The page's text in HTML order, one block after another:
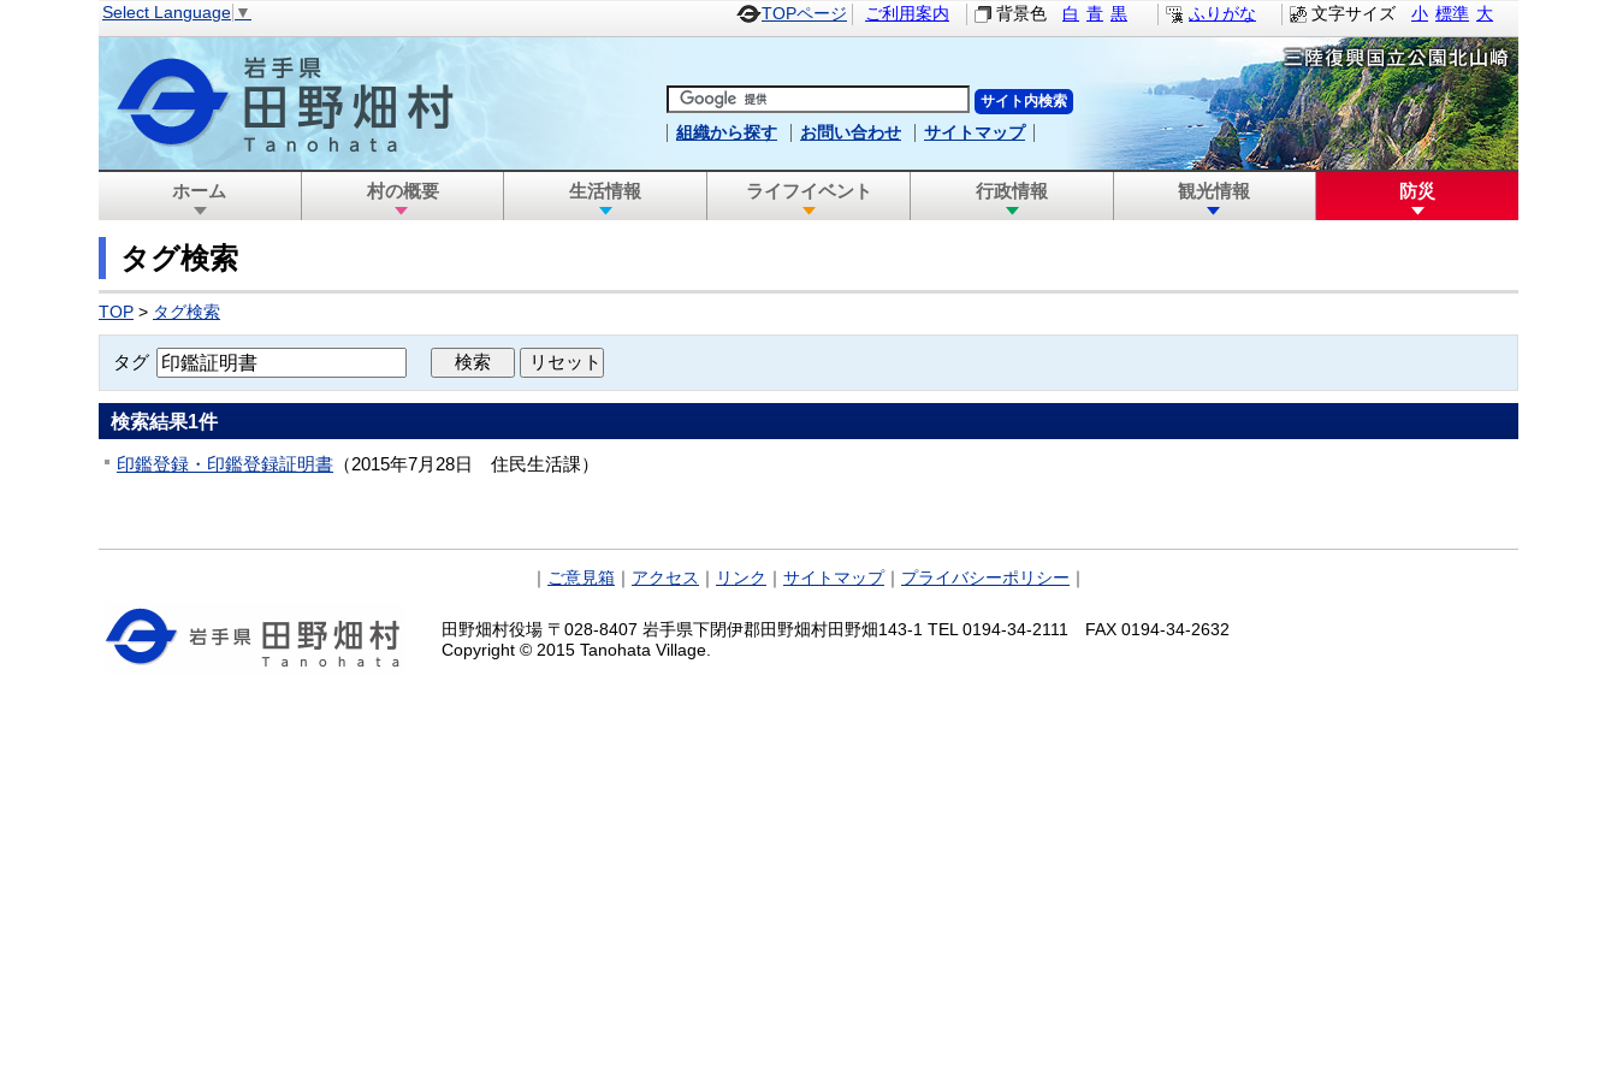
文字サイズ 小 標準 大
Select Language ▼ TOPページ ご利用案内 背景色 白 青 黒 ふりがな
組織から探す お問い合わせ サイトマップ
ホーム 村の概要 生活情報 ライフイベント 行政情報 観光情報 防災
タグ検索
TOP > タグ検索
タグ
検索結果1件
印鑑登録・印鑑登録証明書 （2015年7月28日 住民生活課）
ご意見箱 アクセス リンク サイトマップ｜ プライバシーポリシー
田野畑村役場 〒028-8407 岩手県下閉伊郡田野畑村田野畑143-1 TEL 0194-34-2111 FAX 0194-34-2632
Copyright © 2015 Tanohata Village.